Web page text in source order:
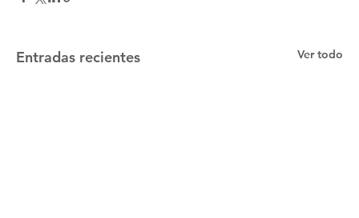
Entradas recientes Ver todo